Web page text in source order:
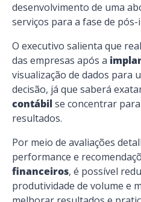
desenvolvimento de uma
serviços para a fase de
O executivo salienta que
das empresas após a
visualização de dados para
decisão, já que saberá
contábil se concentrar
resultados.
Por meio de avaliações
performance e
financeiros, é possível
produtividade de volume e